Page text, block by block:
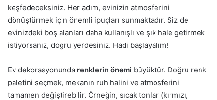
keşfedeceksiniz. Her adım, evinizin atmosferini
dönüştürmek için önemli ipuçları sunmaktadır. Siz de
evinizdeki boş alanları daha kullanışlı ve şık hale getirmek
istiyorsanız, doğru yerdesiniz. Hadi başlayalım!
Ev dekorasyonunda renklerin önemi büyüktür. Doğru renk
paletini seçmek, mekanın ruh halini ve atmosferini
tamamen değiştirebilir. Örneğin, sıcak tonlar (kırmızı,